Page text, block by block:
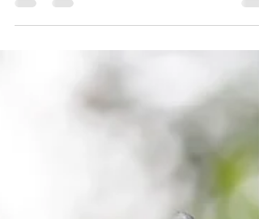
⚠️Además de ser un riesgo para la salud, estos...